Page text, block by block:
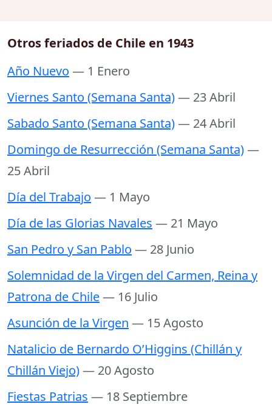
Otros feriados de Chile en 1943
Año Nuevo — 1 Enero
Viernes Santo (Semana Santa)— 23 Abril
Sabado Santo (Semana Santa)— 24 Abril
Domingo de Resurrección (Semana Santa)—
25 Abril
Día del Trabajo — 1 Mayo
Día de las Glorias Navales — 21 Mayo
San Pedro y San Pablo — 28 Junio
Solemnidad de la Virgen del Carmen, Reina y
Patrona de Chile— 16 Julio
Asunción de la Virgen — 15 Agosto
Natalicio de Bernardo O’Higgins (Chillán y
Chillán Viejo)— 20 Agosto
Fiestas Patrias — 18 Septiembre